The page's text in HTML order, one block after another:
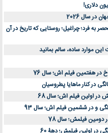
دلاری!
سال 2026
به فرد؛ چراغیل؛ روستایی که تاریخ در آن
موارد ساده، سالم بمانید
در هفتمین فیلم اش؛ سال 76
اولین فیلم اش؛ سال 68